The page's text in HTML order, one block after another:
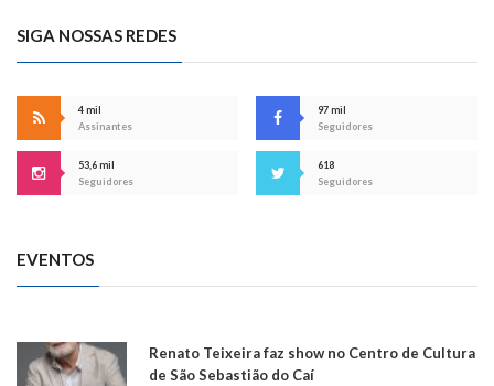
SIGA NOSSAS REDES
4 mil
Assinantes
97 mil
Seguidores
53,6 mil
Seguidores
618
Seguidores
EVENTOS
Renato Teixeira faz show no Centro de Cultura
de São Sebastião do Caí